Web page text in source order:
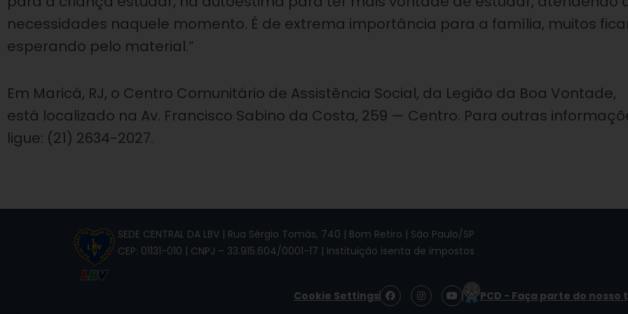
necessidades naquele momento. É de extrema importância para a família, muitos
esperando pelo material.”
Em Maricá, RJ, o Centro Comunitário de Assistência Social, da Legião da Boa Vontade,
está localizado na Av. Francisco Sabino da Costa, 259 — Centro. Para outras
ligue: (21) 2634-2027.
SEDE CENTRAL DA LBV | Rua Sérgio Tomás, 740 | Bom Retiro | São Paulo/SP
CEP: 01131-010 | CNPJ – 33.915.604/0001-17 | Instituição isenta de impostos
Cookie Settings
F
a
I
n
Y
o
PCD - Faça parte do nosso